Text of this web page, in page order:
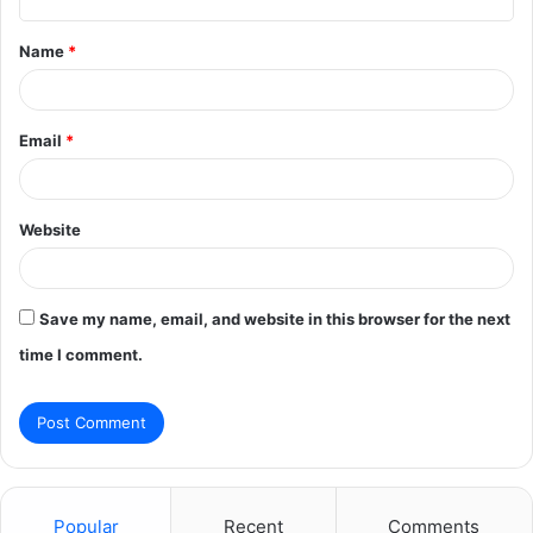
t
*
Name *
Email *
Website
Save my name, email, and website in this browser for the next
time I comment.
Popular Recent Comments